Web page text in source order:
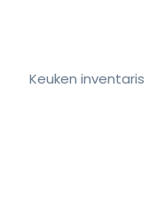
Keuken inventaris